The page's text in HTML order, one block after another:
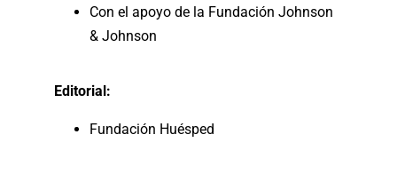
Con el apoyo de la Fundación Johnson
& Johnson
Editorial:
Fundación Huésped